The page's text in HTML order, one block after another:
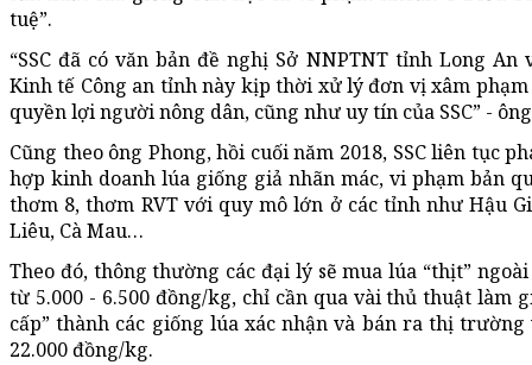
tuệ”.
“SSC đã có văn bản đề nghị Sở NNPTNT tỉnh Long An
Kinh tế Công an tỉnh này kịp thời xử lý đơn vị xâm
quyền lợi người nông dân, cũng như uy tín của SSC” -
Cũng theo ông Phong, hồi cuối năm 2018, SSC liên tục
hợp kinh doanh lúa giống giả nhãn mác, vi phạm bản
thơm 8, thơm RVT với quy mô lớn ở các tỉnh như Hậu
Liêu, Cà Mau…
Theo đó, thông thường các đại lý sẽ mua lúa “thịt”
từ 5.000 - 6.500 đồng/kg, chỉ cần qua vài thủ thuật làm
cấp” thành các giống lúa xác nhận và bán ra thị
22.000 đồng/kg.